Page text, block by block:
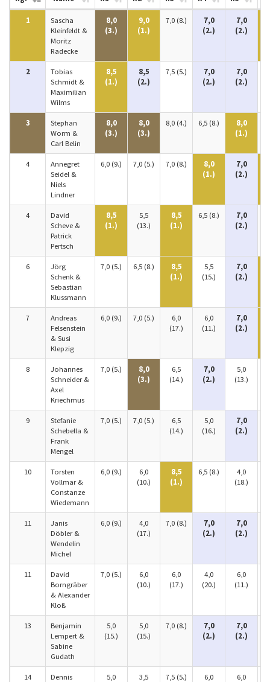
1
Sascha
Kleinfeldt &
Moritz
Radecke
8,0
(3.)
9,0
(1.)
7,0 (8.)
7,0
(2.)
7,0
(2.)
2
Tobias
Schmidt &
Maximilian
Wilms
8,5
(1.)
8,5
(2.)
7,5 (5.)
7,0
(2.)
7,0
(2.)
3
Stephan
Worm &
Carl Belin
8,0
(3.)
8,0
(3.)
8,0 (4.) 6,5 (8.)
8,0
(1.)
4
Annegret
Seidel &
Niels
Lindner
6,0 (9.) 7,0 (5.) 7,0 (8.)
8,0
(1.)
7,0
(2.)
4
David
Scheve &
Patrick
Pertsch
8,5
(1.)
5,5
(13.)
8,5
(1.)
6,5 (8.)
7,0
(2.)
6
Jörg
Schenk &
Sebastian
Klussmann
7,0 (5.) 6,5 (8.)
8,5
(1.)
5,5
(15.)
7,0
(2.)
7
Andreas
Felsenstein
& Susi
Klepzig
6,0 (9.) 7,0 (5.)
6,0
(17.)
6,0
(11.)
7,0
(2.)
8
Johannes
Schneider &
Axel
Kriechmus
7,0 (5.)
8,0
(3.)
6,5
(14.)
7,0
(2.)
5,0
(13.)
9
Stefanie
Schebella &
Frank
Mengel
7,0 (5.) 7,0 (5.)
6,5
(14.)
5,0
(16.)
7,0
(2.)
10
Torsten
Vollmar &
Constanze
Wiedemann
6,0 (9.)
6,0
(10.)
8,5
(1.)
6,5 (8.)
4,0
(18.)
11
Janis
Döbler &
Wendelin
Michel
6,0 (9.)
4,0
(17.)
7,0 (8.)
7,0
(2.)
7,0
(2.)
11
David
Borngräber
& Alexander
Kloß
7,0 (5.)
6,0
(10.)
6,0
(17.)
4,0
(20.)
6,0
(11.)
13
Benjamin
Lempert &
Sabine
Gudath
5,0
(15.)
5,0
(15.)
7,0 (8.)
7,0
(2.)
7,0
(2.)
14
Dennis
5,0
3,5
7,5 (5.)
6,0
6,0